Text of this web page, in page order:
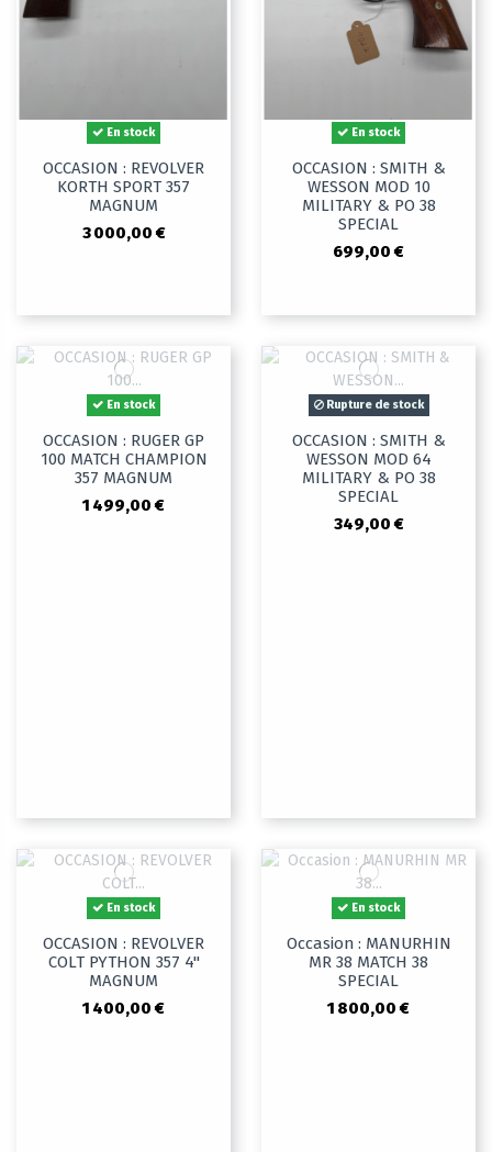
En stock
OCCASION : REVOLVER
KORTH SPORT 357
MAGNUM
3 000,00 €
En stock
OCCASION : SMITH &
WESSON MOD 10
MILITARY & PO 38
SPECIAL
699,00 €
En stock
OCCASION : RUGER GP
100 MATCH CHAMPION
357 MAGNUM
1 499,00 €
Rupture de stock
OCCASION : SMITH &
WESSON MOD 64
MILITARY & PO 38
SPECIAL
349,00 €
En stock
OCCASION : REVOLVER
COLT PYTHON 357 4"
MAGNUM
1 400,00 €
En stock
Occasion : MANURHIN
MR 38 MATCH 38
SPECIAL
1 800,00 €